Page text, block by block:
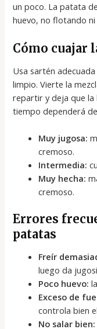
un poco. La patata
huevo, no flotando
Cómo cuajar
Usa sartén
limpio. Vierte la
repartir y deja que la
tiempo dependerá
Muy jugosa:
cremoso.
Intermedia:
Muy hecha:
cremoso.
Errores
patatas
Freír
luego da
Poco huevo:
Exceso de
controla bien
No salar bien: